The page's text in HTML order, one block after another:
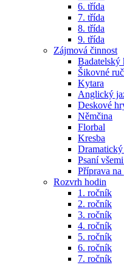
6. třída
7. třída
8. třída
9. třída
Zájmová činnost
Badatelský
Šikovné
Kytara
Anglický
Deskové
Němčina
Florbal
Kresba
Psaní
Příprava
Rozvrh hodin
1. ročník
2. ročník
3. ročník
4. ročník
5. ročník
6. ročník
7. ročník